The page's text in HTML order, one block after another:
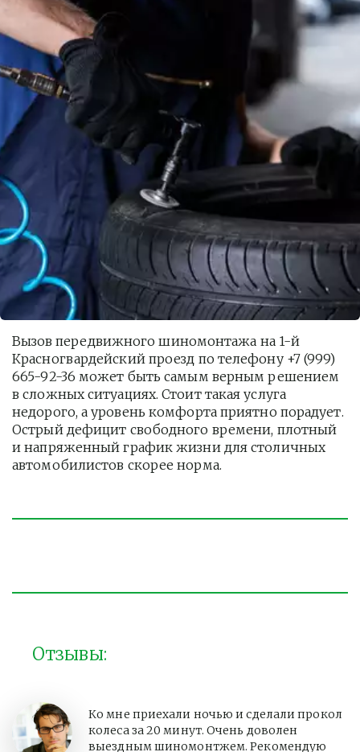
Вызов передвижного шиномонтажа на 1-й
Красногвардейский проезд по телефону +7 (999)
665-92-36 может быть самым верным решением
в сложных ситуациях. Стоит такая услуга
недорого, а уровень комфорта приятно порадует.
Острый дефицит свободного времени, плотный
и напряженный график жизни для столичных
автомобилистов скорее норма.
Отзывы:
Ко мне приехали ночью и сделали прокол
колеса за 20 минут. Очень доволен
выездным шиномонтжем. Рекомендую